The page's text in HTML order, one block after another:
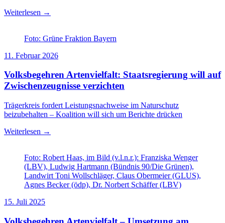
Weiterlesen →
Foto: Grüne Fraktion Bayern
11. Februar 2026
Volksbegehren Artenvielfalt: Staatsregierung will auf
Zwischenzeugnisse verzichten
Trägerkreis fordert Leistungsnachweise im Naturschutz
beizubehalten – Koalition will sich um Berichte drücken
Weiterlesen →
Foto: Robert Haas, im Bild (v.l.n.r.): Franziska Wenger
(LBV), Ludwig Hartmann (Bündnis 90/Die Grünen),
Landwirt Toni Wollschläger, Claus Obermeier (GLUS),
Agnes Becker (ödp), Dr. Norbert Schäffer (LBV)
15. Juli 2025